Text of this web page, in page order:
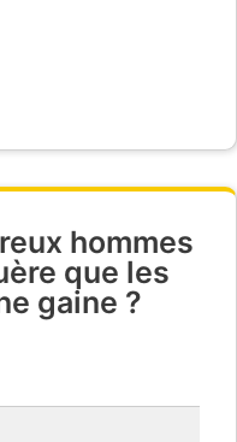
hommes
que les
gaine ?